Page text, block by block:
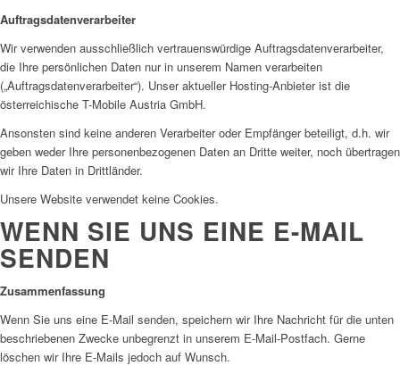
Auftragsdatenverarbeiter
Wir verwenden ausschließlich vertrauenswürdige Auftragsdatenverarbeiter,
die Ihre persönlichen Daten nur in unserem Namen verarbeiten
(„Auftragsdatenverarbeiter“). Unser aktueller Hosting-Anbieter ist die
österreichische T-Mobile Austria GmbH.
Ansonsten sind keine anderen Verarbeiter oder Empfänger beteiligt, d.h. wir
geben weder Ihre personenbezogenen Daten an Dritte weiter, noch übertragen
wir Ihre Daten in Drittländer.
Unsere Website verwendet keine Cookies.
WENN SIE UNS EINE E-MAIL
SENDEN
Zusammenfassung
Wenn Sie uns eine E-Mail senden, speichern wir Ihre Nachricht für die unten
beschriebenen Zwecke unbegrenzt in unserem E-Mail-Postfach. Gerne
löschen wir Ihre E-Mails jedoch auf Wunsch.